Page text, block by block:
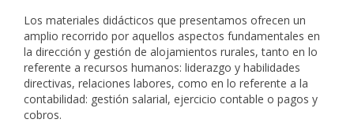
Los materiales didácticos que presentamos ofrecen un
amplio recorrido por aquellos aspectos fundamentales en
la dirección y gestión de alojamientos rurales, tanto en lo
referente a recursos humanos: liderazgo y habilidades
directivas, relaciones labores, como en lo referente a la
contabilidad: gestión salarial, ejercicio contable o pagos y
cobros.